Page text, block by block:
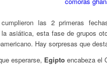
las 2 primeras
asiática, esta fase de grupos
Hay sorpresas que
esperarse, Egipto encabeza el